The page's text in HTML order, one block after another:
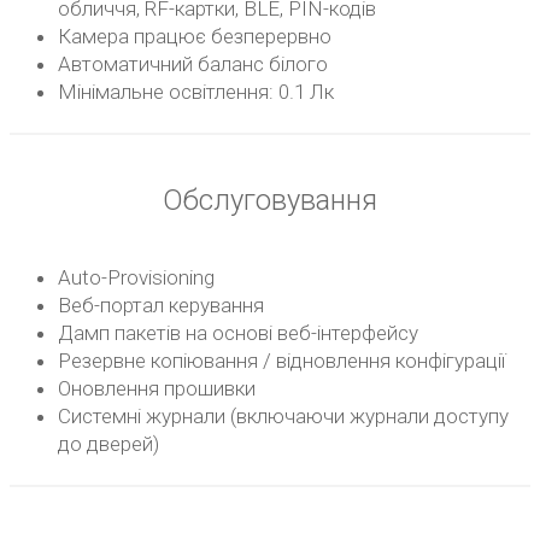
обличчя, RF-картки, BLE, PIN-кодів
Камера працює безперервно
Автоматичний баланс білого
Мінімальне освітлення: 0.1 Лк
Обслуговування
Auto-Provisioning
Веб-портал керування
Дамп пакетів на основі веб-інтерфейсу
Резервне копіювання / відновлення конфігурації
Оновлення прошивки
Системні журнали (включаючи журнали доступу
до дверей)